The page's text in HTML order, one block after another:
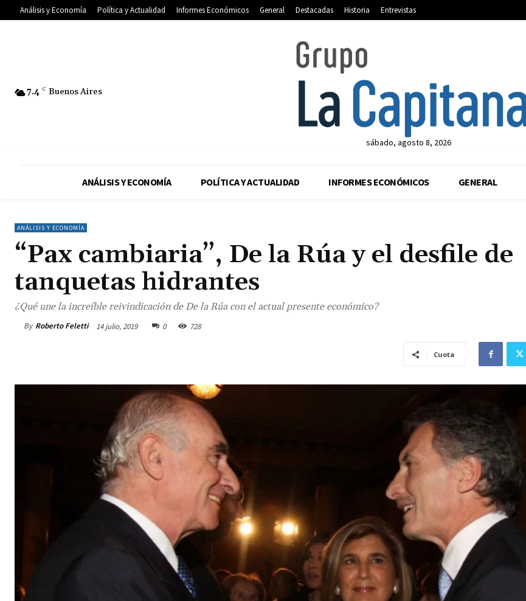
Análisis y Economía Política y Actualidad Informes Económicos General Destacadas Historia Entrevistas
7.4 C Buenos Aires
sábado, agosto 8, 2026
ANÁLISIS Y ECONOMÍA POLÍTICA Y ACTUALIDAD INFORMES ECONÓMICOS GENERAL
ANÁLISIS Y ECONOMÍA
“Pax cambiaria”, De la Rúa y el desfile de
tanquetas hidrantes
¿Qué une la increíble reivindicación de De la Rúa con el actual presente económico?
By Roberto Feletti 14 julio, 2019 0 728
Cuota